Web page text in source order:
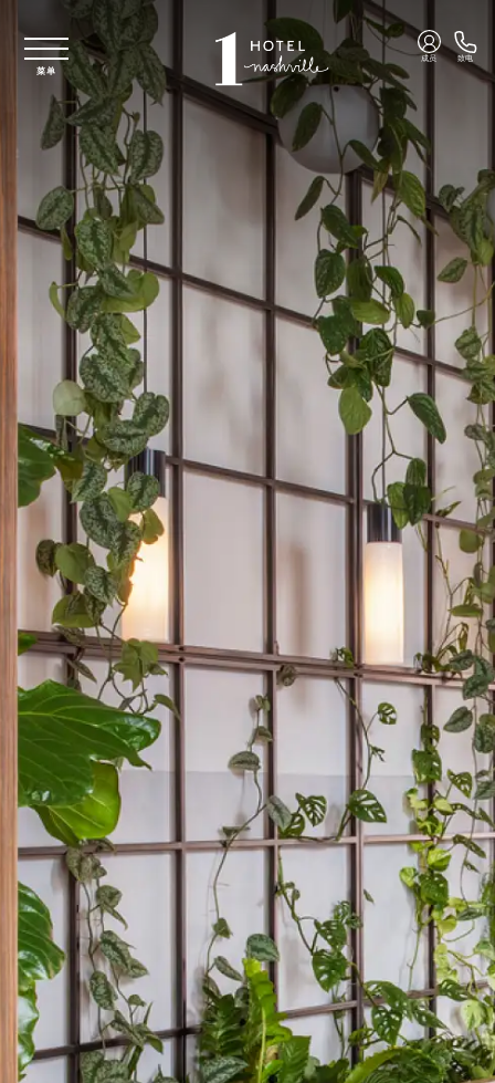
跳至主要内容
菜单
成员 致电